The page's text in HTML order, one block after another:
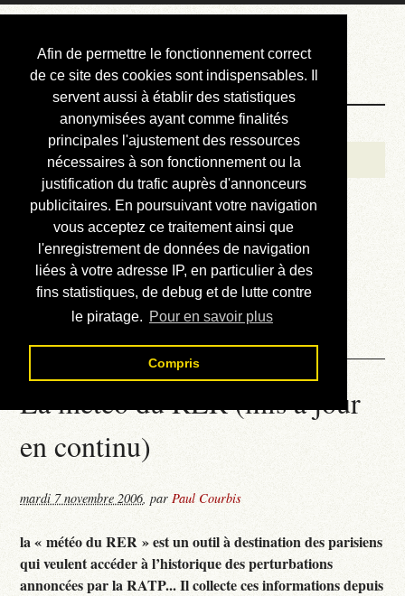
Afin de permettre le fonctionnement correct
de ce site des cookies sont indispensables. Il
servent aussi à établir des statistiques
anonymisées ayant comme finalités
principales l'ajustement des ressources
nécessaires à son fonctionnement ou la
justification du trafic auprès d'annonceurs
publicitaires. En poursuivant votre navigation
vous acceptez ce traitement ainsi que
l'enregistrement de données de navigation
liées à votre adresse IP, en particulier à des
fins statistiques, de debug et de lutte contre
le piratage. Pour en savoir plus
Compris
Courbis, « LE »
Blog Officiel
Bienvenue
Réalisations
Divers (et d’été)
Annonces
Liens externes
Téléchargement
Contact
La météo du RER (mis à jour
en continu)
mardi 7 novembre 2006,parPaul Courbis
la « météo du RER » est un outil à destination des parisiens
qui veulent accéder à l’historique des perturbations
annoncées par la RATP... Il collecte ces informations depuis